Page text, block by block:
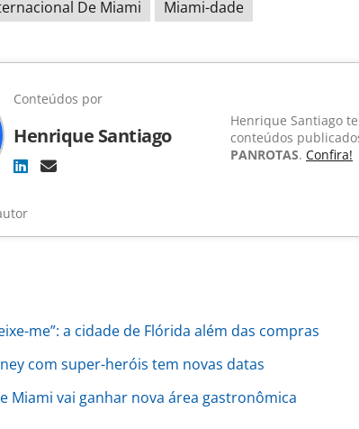
De Miami
Miami-dade
Conteúdos por
Henrique Santiago
Henrique Santiago
conteúdos
PANROTAS. Confira!
me”: a cidade de Flórida além das compras
com super-heróis tem novas datas
Miami vai ganhar nova área gastronômica